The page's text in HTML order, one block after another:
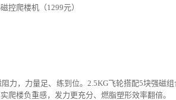
控爬楼机（1299元）
力，力量足、练到位。2.5KG飞轮搭配5块强磁组
爬楼负重感，发力更充分、燃脂塑形效率翻倍。